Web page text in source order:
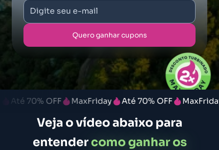
Digite seu e-mail
Quero ganhar cupons
OFF MaxFriday Até 70% OFF MaxFriday
Veja o vídeo abaixo para
entender como ganhar os